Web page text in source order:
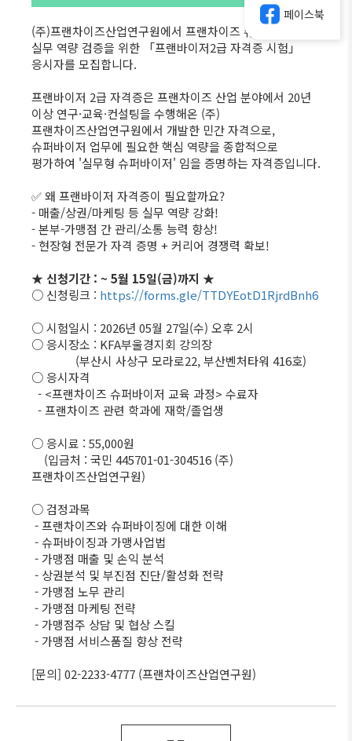
(주)프랜차이즈산업연구원에서 프랜차이즈 슈퍼바이저의
실무 역량 검증을 위한 「프랜바이저2급 자격증 시험」
응시자를 모집합니다.
프랜바이저 2급 자격증은 프랜차이즈 산업 분야에서 20년
이상 연구·교육·컨설팅을 수행해온 (주)
프랜차이즈산업연구원에서 개발한 민간 자격으로,
슈퍼바이저 업무에 필요한 핵심 역량을 종합적으로
평가하여 '실무형 슈퍼바이저' 임을 증명하는 자격증입니다.
✅ 왜 프랜바이저 자격증이 필요할까요?
- 매출/상권/마케팅 등 실무 역량 강화!
- 본부-가맹점 간 관리/소통 능력 향상!
- 현장형 전문가 자격 증명 + 커리어 경쟁력 확보!
★ 신청기간 : ~ 5월 15일(금)까지 ★
○ 신청링크 : https://forms.gle/TTDYEotD1RjrdBnh6
○ 시험일시 : 2026년 05월 27일(수) 오후 2시
○ 응시장소 : KFA부울경지회 강의장
(부산시 사상구 모라로22, 부산벤처타워 416호)
○ 응시자격
- <프랜차이즈 슈퍼바이저 교육 과정> 수료자
- 프랜차이즈 관련 학과에 재학/졸업생
○ 응시료 : 55,000원
(입금처 : 국민 445701-01-304516 (주)
프랜차이즈산업연구원)
○ 검정과목
- 프랜차이즈와 슈퍼바이징에 대한 이해
- 슈퍼바이징과 가맹사업법
- 가맹점 매출 및 손익 분석
- 상권분석 및 부진점 진단/활성화 전략
- 가맹점 노무 관리
- 가맹점 마케팅 전략
- 가맹점주 상담 및 협상 스킬
- 가맹점 서비스품질 향상 전략
[문의] 02-2233-4777 (프랜차이즈산업연구원)
페이스북